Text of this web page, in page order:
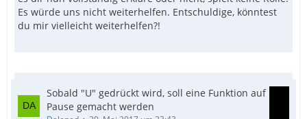
Es würde uns nicht weiterhelfen. Entschuldige, könntest
du mir vielleicht weiterhelfen?!
Sobald "U" gedrückt wird, soll eine Funktion auf
Pause gemacht werden